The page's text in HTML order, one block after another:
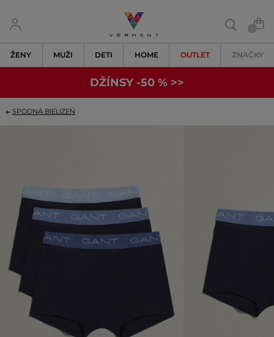
ŽENY MUŽI DETI HOME OUTLET ZNAČKY
DŽÍNSY -50 % >>
SPODNÁ BIELIZEŇ